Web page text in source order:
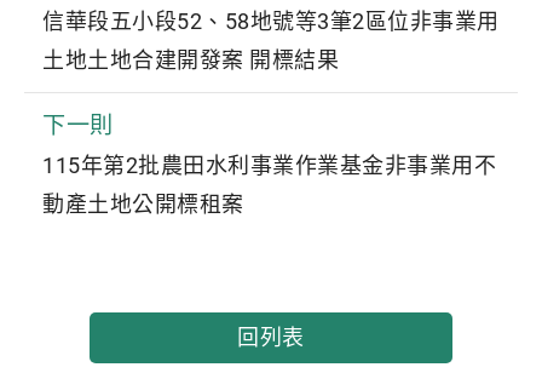
信華段五小段52、58地號等3筆2區位非事業用
土地土地合建開發案 開標結果
下一則
115年第2批農田水利事業作業基金非事業用不
動產土地公開標租案
回列表